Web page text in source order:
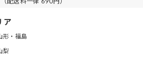
ア
形・福島
梨